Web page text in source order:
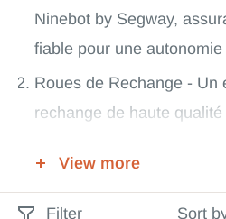
Ninebot by Segway,
fiable pour une
Roues de Rechange - Un
rechange de haute
trottinette.
Système de Freinage -
View more
Filter Sort